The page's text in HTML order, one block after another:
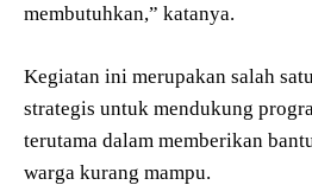
membutuhkan,” katanya.
Kegiatan ini merupakan salah
strategis untuk mendukung
terutama dalam memberikan
warga kurang mampu.